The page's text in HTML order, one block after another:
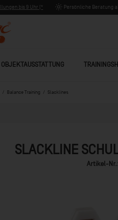
bis 9 Uhr (*
Persönliche Beratung
OBJEKTAUSSTATTUNG
Balance Training Slacklines
SLACKLINE
Artikel-